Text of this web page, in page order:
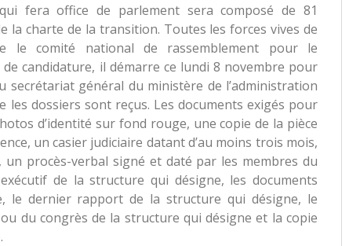
fera office de parlement sera composé de 81
la charte de la transition. Toutes les forces vives de
le comité national de rassemblement pour le
candidature, il démarre ce lundi 8 novembre pour
secrétariat général du ministère de l’administration
dossiers sont reçus. Les documents exigés pour
d’identité sur fond rouge, une copie de la pièce
un casier judiciaire datant d’au moins trois mois,
procès-verbal signé et daté par les membres du
de la structure qui désigne, les documents
le dernier rapport de la structure qui désigne, le
du congrès de la structure qui désigne et la copie